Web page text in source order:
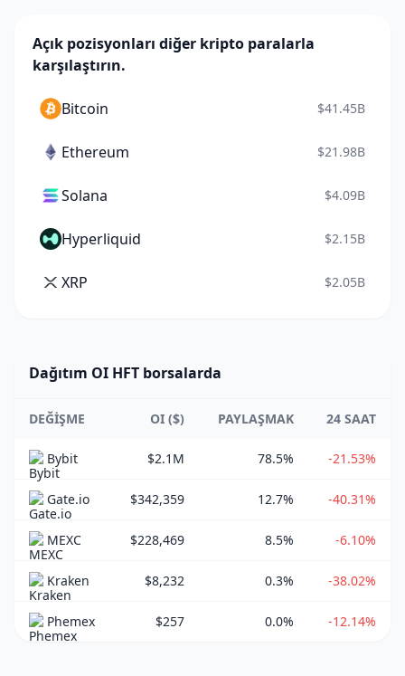
Açık pozisyonları diğer kripto paralarla
karşılaştırın.
Bitcoin $41.45B
Ethereum $21.98B
Solana $4.09B
Hyperliquid $2.15B
XRP $2.05B
Dağıtım OI HFT borsalarda
DEĞIŞME OI ($) PAYLAŞMAK 24 SAAT
Bybit $2.1M 78.5% -21.53%
Gate.io $342,359 12.7% -40.31%
MEXC $228,469 8.5% -6.10%
Kraken $8,232 0.3% -38.02%
Phemex $257 0.0% -12.14%